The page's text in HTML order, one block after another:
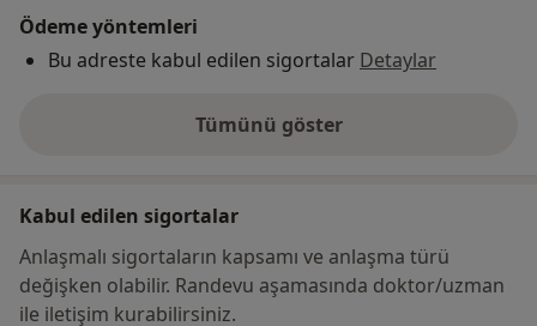
Ödeme yöntemleri
Bu adreste kabul edilen sigortalar Detaylar
Tümünü göster
adres hakkında
Kabul edilen sigortalar
Anlaşmalı sigortaların kapsamı ve anlaşma türü
değişken olabilir. Randevu aşamasında doktor/uzman
ile iletişim kurabilirsiniz.